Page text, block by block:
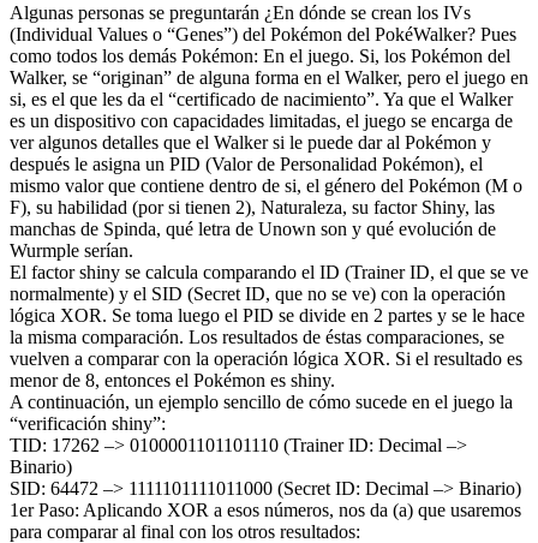
Algunas personas se preguntarán ¿En dónde se crean los IVs
(Individual Values o “Genes”) del Pokémon del PokéWalker? Pues
como todos los demás Pokémon: En el juego. Si, los Pokémon del
Walker, se “originan” de alguna forma en el Walker, pero el juego en
si, es el que les da el “certificado de nacimiento”. Ya que el Walker
es un dispositivo con capacidades limitadas, el juego se encarga de
ver algunos detalles que el Walker si le puede dar al Pokémon y
después le asigna un PID (Valor de Personalidad Pokémon), el
mismo valor que contiene dentro de si, el género del Pokémon (M o
F), su habilidad (por si tienen 2), Naturaleza, su factor Shiny, las
manchas de Spinda, qué letra de Unown son y qué evolución de
Wurmple serían.
El factor shiny se calcula comparando el ID (Trainer ID, el que se ve
normalmente) y el SID (Secret ID, que no se ve) con la operación
lógica XOR. Se toma luego el PID se divide en 2 partes y se le hace
la misma comparación. Los resultados de éstas comparaciones, se
vuelven a comparar con la operación lógica XOR. Si el resultado es
menor de 8, entonces el Pokémon es shiny.
A continuación, un ejemplo sencillo de cómo sucede en el juego la
“verificación shiny”:
TID: 17262 –> 0100001101101110 (Trainer ID: Decimal –>
Binario)
SID: 64472 –> 1111101111011000 (Secret ID: Decimal –> Binario)
1er Paso: Aplicando XOR a esos números, nos da (a) que usaremos
para comparar al final con los otros resultados: